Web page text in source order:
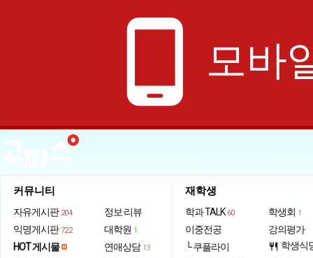
phone_android 모바
커뮤니티
자유게시판 204
익명게시판 722
HOT 게시물
정보·리뷰
대학원 1
연애상담 13
재학생
학과 TALK 60
이중전공
└ 쿠플라이
학생회 1
강의평가
restaurant 학생식